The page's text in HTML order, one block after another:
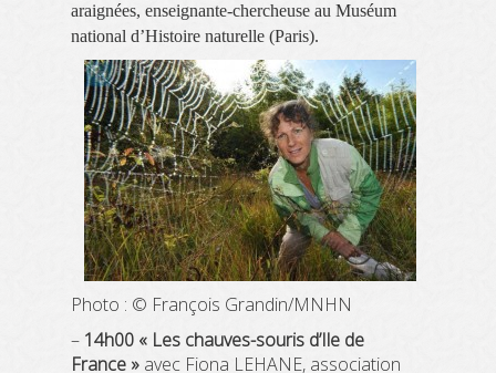
araignées, enseignante-chercheuse au Muséum
national d’Histoire naturelle (Paris).
Photo : © François Grandin/MNHN
– 14h00 « Les chauves-souris d’Ile de
France » avec Fiona LEHANE, association